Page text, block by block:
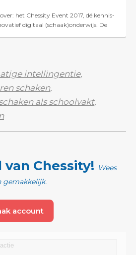
het Chessity Event 2017, dé kennis-
digitaal (schaak)onderwijs. De
intellingentie,
schaken,
als schoolvakt,
Chessity!
Wees
gemakkelijk.
account